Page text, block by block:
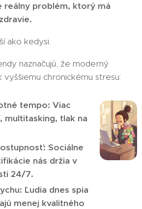
reálny problém, ktorý má
ako kedysi.
naznačujú, že moderný
chronickému stresu:
tempo: Viac
multitasking, tlak na
Sociálne
nás držia v
24/7.
Ľudia dnes spia
menej kvalitného